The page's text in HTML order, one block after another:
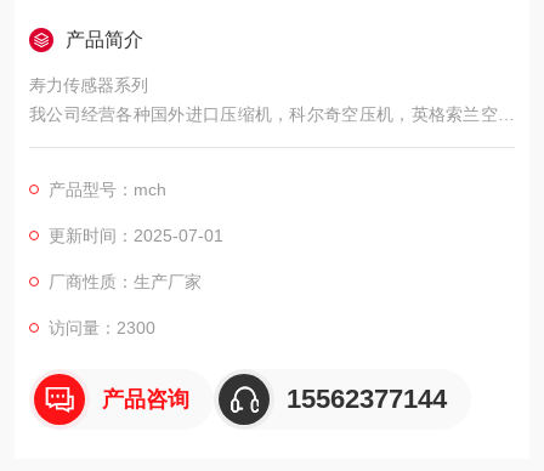
产品简介
寿力传感器系列
我公司经营各种国外进口压缩机，科尔奇空压机，英格索兰空压
机，德国宝华等及配件，进口传感器，铁路用打磨工具，混凝土
人喷药机，简易挖坑机，起草皮机，割草机等，矿用支护类，救
生器材，防灭火装置，矿用气体检测仪器等。
产品型号：mch
更新时间：2025-07-01
厂商性质：生产厂家
访问量：2300
产品咨询 15562377144